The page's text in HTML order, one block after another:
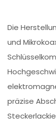
Die
und
präzise